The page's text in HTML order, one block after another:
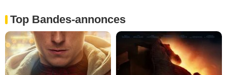
Top Bandes-annonces